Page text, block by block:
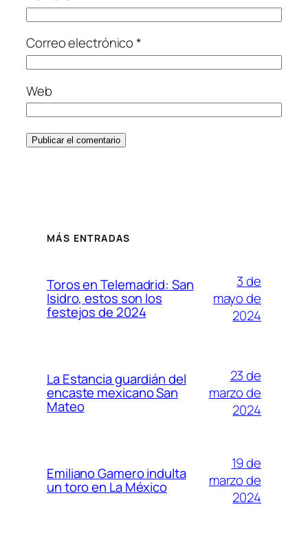
Correo electrónico*
Web
MÁS ENTRADAS
Toros en Telemadrid: San
Isidro, estos son los
festejos de 2024
3 de
mayo de
2024
La Estancia guardián del
encaste mexicano San
Mateo
23 de
marzo de
2024
Emiliano Gamero indulta
un toro en La México
19 de
marzo de
2024